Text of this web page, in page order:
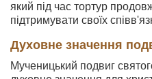
який під час тортур
підтримувати своїх
Духовне значення
Мученицький подвиг